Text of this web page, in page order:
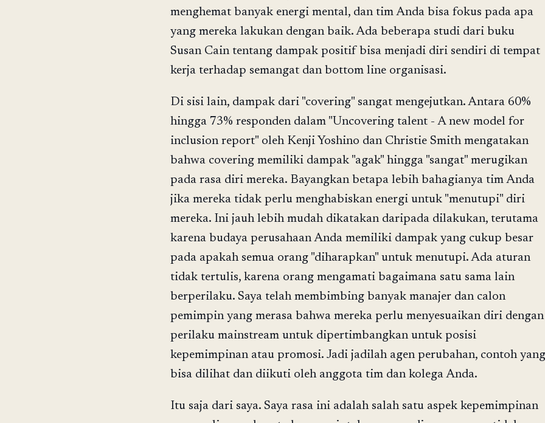
menghemat banyak energi mental, dan tim Anda bisa fokus pada apa
yang mereka lakukan dengan baik. Ada beberapa studi dari buku
Susan Cain tentang dampak positif bisa menjadi diri sendiri di tempat
kerja terhadap semangat dan bottom line organisasi.
Di sisi lain, dampak dari "covering" sangat mengejutkan. Antara 60%
hingga 73% responden dalam "Uncovering talent - A new model for
inclusion report" oleh Kenji Yoshino dan Christie Smith mengatakan
bahwa covering memiliki dampak "agak" hingga "sangat" merugikan
pada rasa diri mereka. Bayangkan betapa lebih bahagianya tim Anda
jika mereka tidak perlu menghabiskan energi untuk "menutupi" diri
mereka. Ini jauh lebih mudah dikatakan daripada dilakukan, terutama
karena budaya perusahaan Anda memiliki dampak yang cukup besar
pada apakah semua orang "diharapkan" untuk menutupi. Ada aturan
tidak tertulis, karena orang mengamati bagaimana satu sama lain
berperilaku. Saya telah membimbing banyak manajer dan calon
pemimpin yang merasa bahwa mereka perlu menyesuaikan diri dengan
perilaku mainstream untuk dipertimbangkan untuk posisi
kepemimpinan atau promosi. Jadi jadilah agen perubahan, contoh yang
bisa dilihat dan diikuti oleh anggota tim dan kolega Anda.
Itu saja dari saya. Saya rasa ini adalah salah satu aspek kepemimpinan